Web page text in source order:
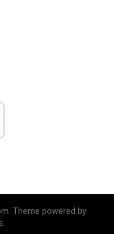
Theme powered by